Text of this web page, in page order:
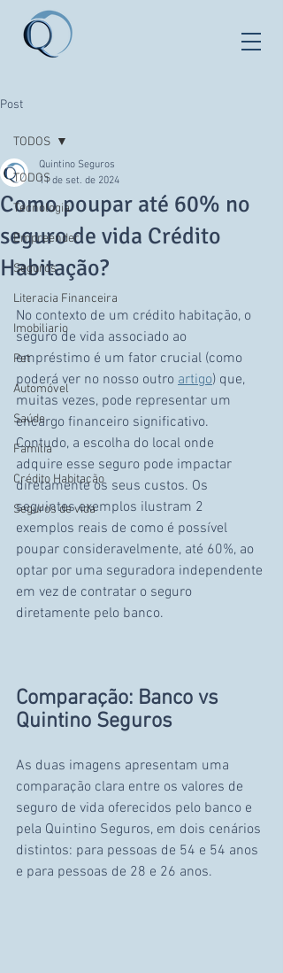
Post
TODOS
Tecnologia
Empreender
Seguros
Literacia Financeira
Imobiliario
Pet
Automóvel
Saúde
Família
Crédito Habitação
Seguros de vida
TODOS
Como poupar até 60% no
seguro de vida Crédito
Habitação?
Quintino Seguros
11 de set. de 2024
No contexto de um crédito habitação, o
seguro de vida associado ao
empréstimo é um fator crucial (como
poderá ver no nosso outro artigo) que,
muitas vezes, pode representar um
encargo financeiro significativo.
Contudo, a escolha do local onde
adquire esse seguro pode impactar
diretamente os seus custos. Os
seguintes exemplos ilustram 2
exemplos reais de como é possível
poupar consideravelmente, até 60%, ao
optar por uma seguradora independente
em vez de contratar o seguro
diretamente pelo banco.
Comparação: Banco vs
Quintino Seguros
As duas imagens apresentam uma
comparação clara entre os valores de
seguro de vida oferecidos pelo banco e
pela Quintino Seguros, em dois cenários
distintos: para pessoas de 54 e 54 anos
e para pessoas de 28 e 26 anos.